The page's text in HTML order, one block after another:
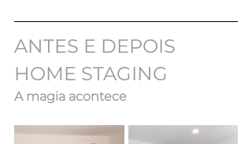
ANTES E DEPOIS
HOME STAGING
A magia acontece